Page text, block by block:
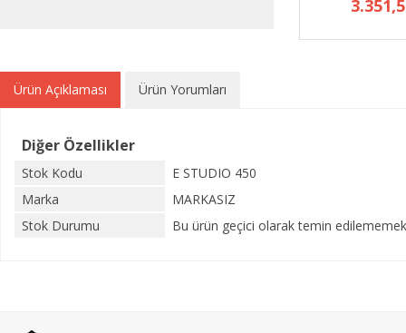
Ürün Açıklaması Ürün Yorumları
Diğer Özellikler
Stok Kodu
E STUDIO 450
Marka
MARKASIZ
Stok Durumu
Bu ürün geçici olarak temin